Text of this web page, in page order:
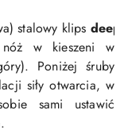
stalowy klips deep
nóż w kieszeni w
Poniżej śruby
siły otwarcia, w
sami ustawić